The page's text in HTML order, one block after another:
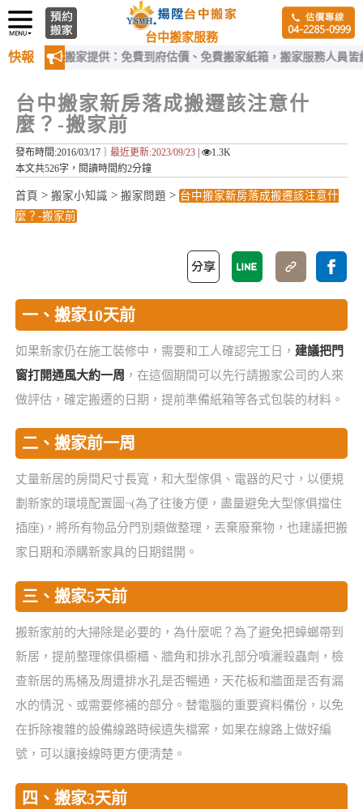
台中搬家服務
快報
中搬家提供：免費到府估價、免費搬家紙箱，搬家服務人員皆經過嚴
台中搬家新房落成搬遷該注意什
麼？-搬家前
發布時間:2016/03/17｜ 最近更新:2023/09/23|
1.3K
本文共526字，閱讀時間約2分鐘
首頁 > 搬家小知識 > 搬家問題 > 台中搬家新房落成搬遷該注意什
麼？-搬家前
一、搬家10天前
如果新家仍在施工裝修中，需要和工人確認完工日， 建議把門
窗打開通風大約一周 ，在這個期間可以先行請搬家公司的人來
做評估，確定搬遷的日期，提前準備紙箱等各式包裝的材料。
二、搬家前一周
丈量新居的房間尺寸長寬，和大型傢俱、電器的尺寸，以便規
劃新家的環境配置圖¬(為了往後方便，盡量避免大型傢俱擋住
插座)，將所有物品分門別類做整理，丟棄廢棄物，也建議把搬
家日期和添購新家具的日期錯開。
三、搬家5天前
搬新家前的大掃除是必要的，為什麼呢？為了避免把蟑螂帶到
新居，提前整理傢俱櫥櫃、牆角和排水孔部分噴灑殺蟲劑，檢
查新居的馬桶及周遭排水孔是否暢通，天花板和牆面是否有漏
水的情況、或需要修補的部分。替電腦的重要資料備份，以免
在拆除複雜的設備線路時候遺失檔案，如果在線路上做好編
號，可以讓接線時更方便清楚。
四、搬家3天前